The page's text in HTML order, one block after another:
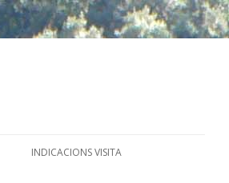
INDICACIONS VISITA